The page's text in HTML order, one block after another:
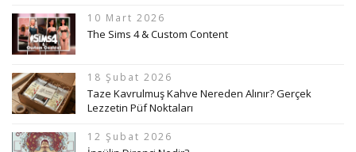
10 Mart 2026
The Sims 4 & Custom Content
18 Şubat 2026
Taze Kavrulmuş Kahve Nereden Alınır? Gerçek
Lezzetin Püf Noktaları
12 Şubat 2026